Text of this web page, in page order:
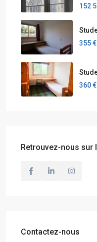
152
355 €
360 €
Retrouvez-nous sur
Contactez-nous